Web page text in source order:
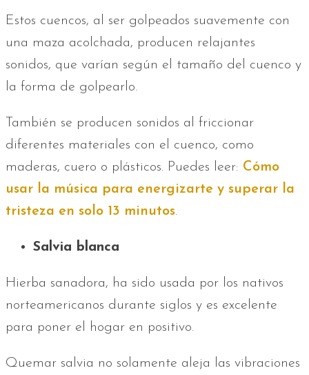
Estos cuencos, al ser golpeados suavemente con
una maza acolchada, producen relajantes
sonidos, que varían según el tamaño del cuenco y
la forma de golpearlo.
También se producen sonidos al friccionar
diferentes materiales con el cuenco, como
maderas, cuero o plásticos. Puedes leer: Cómo
usar la música para energizarte y superar la
tristeza en solo 13 minutos.
Salvia blanca
Hierba sanadora, ha sido usada por los nativos
norteamericanos durante siglos y es excelente
para poner el hogar en positivo.
Quemar salvia no solamente aleja las vibraciones